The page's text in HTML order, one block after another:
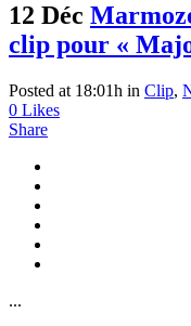
12 Déc
clip pour «
Posted at 18:01h in Clip,
0 Likes
Share
...